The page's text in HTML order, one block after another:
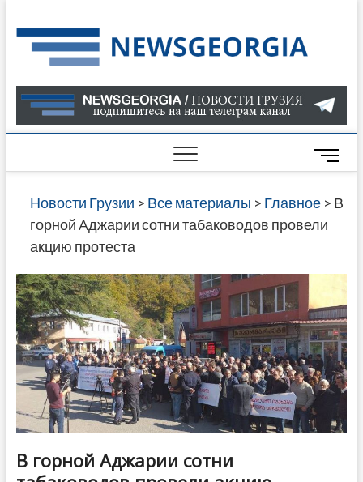
to
content
О
В
ГРУЗИИ
САЙТЕ
M
e
n
u
t
o
n
Новости Грузии > Все материалы > Главное> В
горной Аджарии сотни табаководов провели
акцию протеста
В горной Аджарии сотни